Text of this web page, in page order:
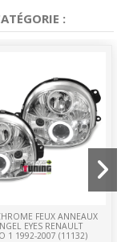
:
FEUX ANNEAUX
EYES RENAULT
1 1992-2007 (11132)